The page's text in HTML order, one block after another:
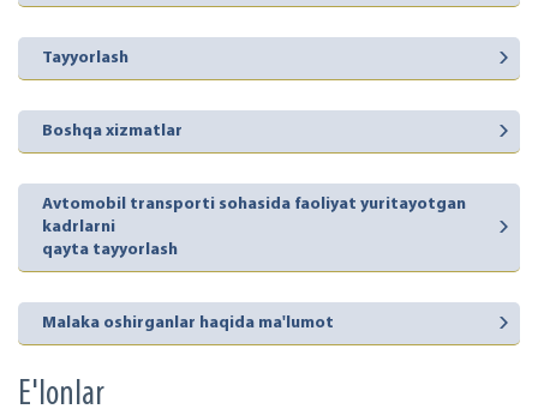
Tayyorlash
Boshqa xizmatlar
Avtomobil transporti sohasida faoliyat yuritayotgan
kadrlarni
qayta tayyorlash
Malaka oshirganlar haqida ma'lumot
E'lonlar